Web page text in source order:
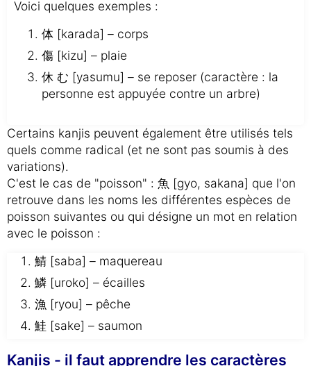
Voici quelques exemples :
体 [karada] – corps
傷 [kizu] – plaie
休 む [yasumu] – se reposer (caractère : la
personne est appuyée contre un arbre)
Certains kanjis peuvent également être utilisés tels
quels comme radical (et ne sont pas soumis à des
variations).
C'est le cas de "poisson" : 魚 [gyo, sakana] que l'on
retrouve dans les noms les différentes espèces de
poisson suivantes ou qui désigne un mot en relation
avec le poisson :
鯖 [saba] – maquereau
鱗 [uroko] – écailles
漁 [ryou] – pêche
鮭 [sake] – saumon
Kanjis - il faut apprendre les caractères